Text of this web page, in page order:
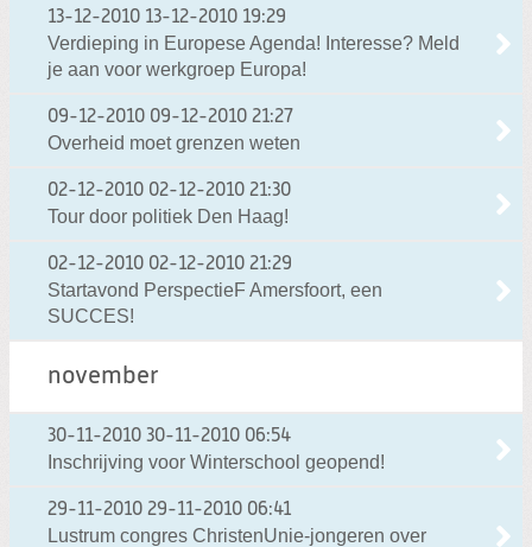
13-12-2010 13-12-2010 19:29
Verdieping in Europese Agenda! Interesse? Meld
je aan voor werkgroep Europa!
09-12-2010 09-12-2010 21:27
Overheid moet grenzen weten
02-12-2010 02-12-2010 21:30
Tour door politiek Den Haag!
02-12-2010 02-12-2010 21:29
Startavond PerspectieF Amersfoort, een
SUCCES!
november
30-11-2010 30-11-2010 06:54
Inschrijving voor Winterschool geopend!
29-11-2010 29-11-2010 06:41
Lustrum congres ChristenUnie-jongeren over